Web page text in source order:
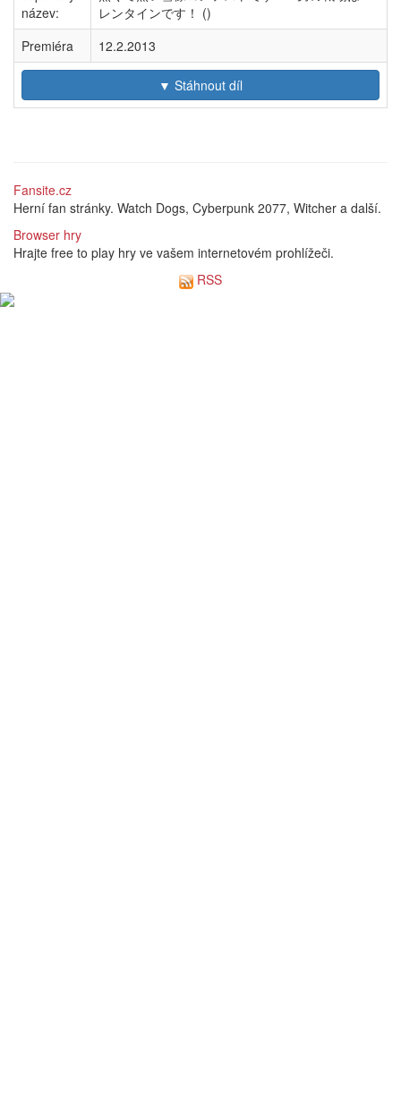
název:
レンタインです！ ()
Premiéra
12.2.2013
▼ Stáhnout díl
Fansite.cz
Herní fan stránky. Watch Dogs, Cyberpunk 2077, Witcher a další.
Browser hry
Hrajte free to play hry ve vašem internetovém prohlížeči.
RSS